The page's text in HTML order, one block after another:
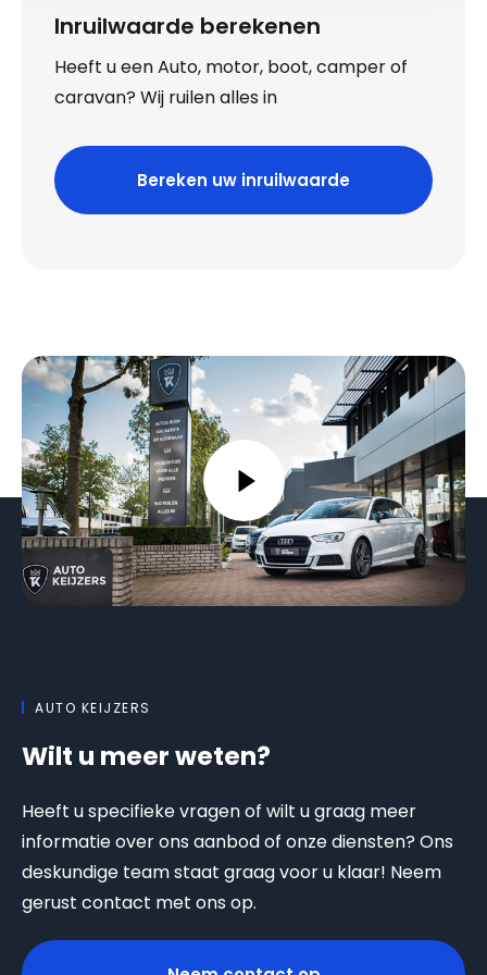
Inruilwaarde berekenen
Heeft u een Auto, motor, boot, camper of
caravan? Wij ruilen alles in
Bereken uw inruilwaarde
AUTO KEIJZERS
Wilt u meer weten?
Heeft u specifieke vragen of wilt u graag meer
informatie over ons aanbod of onze diensten? Ons
deskundige team staat graag voor u klaar! Neem
gerust contact met ons op.